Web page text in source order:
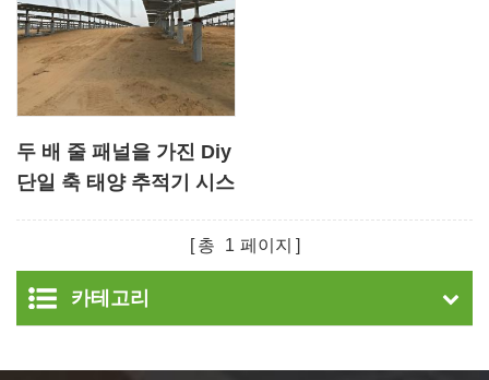
두 배 줄 패널을 가진 Diy
단일 축 태양 추적기 시스
총 1 페이지
카테고리